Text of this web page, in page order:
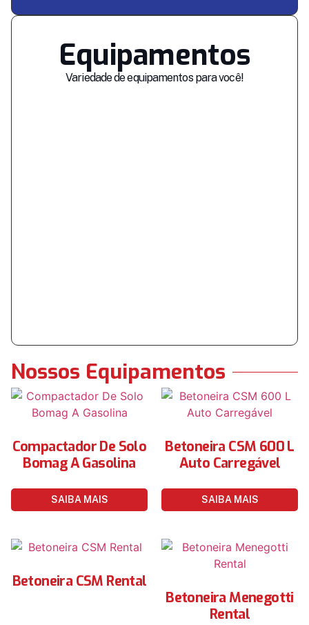
Equipamentos
Variedade de equipamentos para você!
Nossos Equipamentos
Compactador De Solo
Bomag A Gasolina
SAIBA MAIS
Betoneira CSM 600 L
Auto Carregável
SAIBA MAIS
Betoneira CSM Rental
Betoneira Menegotti
Rental